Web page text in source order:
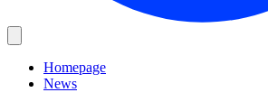
Homepage
News